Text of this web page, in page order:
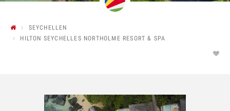
SEYCHELLEN
HILTON SEYCHELLES NORTHOLME RESORT & SPA